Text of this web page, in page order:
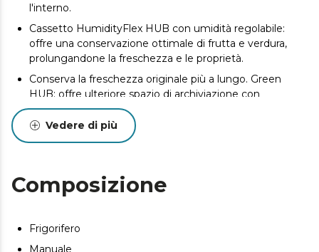
l'interno.
Cassetto HumidityFlex HUB con umidità regolabile:
offre una conservazione ottimale di frutta e verdura,
prolungandone la freschezza e le proprietà.
Conserva la freschezza originale più a lungo. Green
HUB: offre ulteriore spazio di archiviazione con
ventilazione ottimizzata. Ideale per prodotti più
durevoli, in quanto si integra perfettamente con il
cassetto HumidityFlex.
raffreddamento rapido che preserva le proprietà
nutrizionali degli alimenti appena aggiunti.
consente di adattare il senso di apertura della porta in
Vedere di più
Composizione
Frigorifero
Manuale